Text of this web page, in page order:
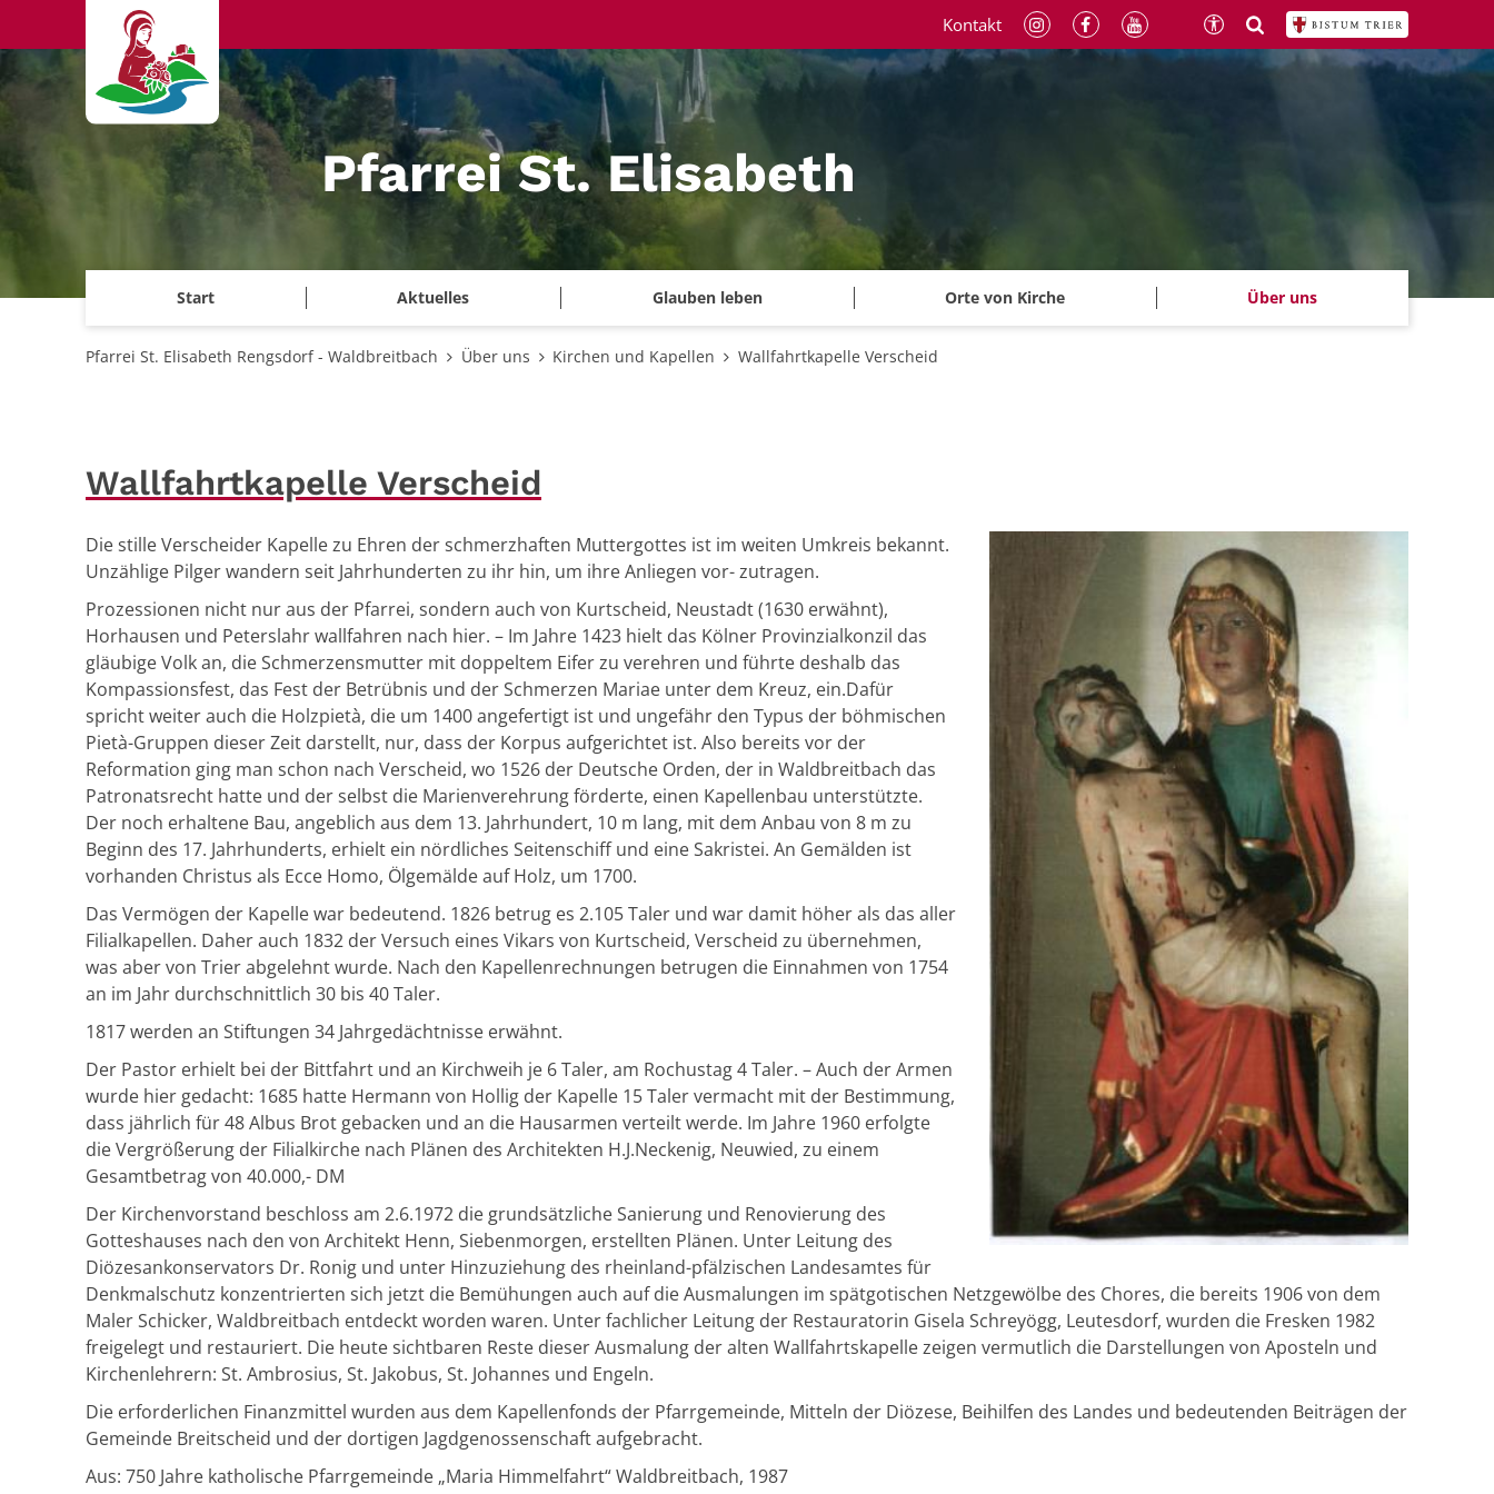
Zum Inhalt springen
Pfarrei St. Elisabeth
Start Aktuelles Glauben leben Orte von Kirche Über uns
Kontakt
Pfarrei St. Elisabeth Rengsdorf - Waldbreitbach Über uns Kirchen und Kapellen Wallfahrtkapelle Verscheid
Wallfahrtkapelle Verscheid
Die stille Verscheider Kapelle zu Ehren der schmerzhaften Muttergottes ist im weiten Umkreis bekannt.
Unzählige Pilger wandern seit Jahrhunderten zu ihr hin, um ihre Anliegen vor- zutragen.
Prozessionen nicht nur aus der Pfarrei, sondern auch von Kurtscheid, Neustadt (1630 erwähnt),
Horhausen und Peterslahr wallfahren nach hier. – Im Jahre 1423 hielt das Kölner Provinzialkonzil das
gläubige Volk an, die Schmerzensmutter mit doppeltem Eifer zu verehren und führte deshalb das
Kompassionsfest, das Fest der Betrübnis und der Schmerzen Mariae unter dem Kreuz, ein.Dafür
spricht weiter auch die Holzpietà, die um 1400 angefertigt ist und ungefähr den Typus der böhmischen
Pietà-Gruppen dieser Zeit darstellt, nur, dass der Korpus aufgerichtet ist. Also bereits vor der
Reformation ging man schon nach Verscheid, wo 1526 der Deutsche Orden, der in Waldbreitbach das
Patronatsrecht hatte und der selbst die Marienverehrung förderte, einen Kapellenbau unterstützte.
Der noch erhaltene Bau, angeblich aus dem 13. Jahrhundert, 10 m lang, mit dem Anbau von 8 m zu
Beginn des 17. Jahrhunderts, erhielt ein nördliches Seitenschiff und eine Sakristei. An Gemälden ist
vorhanden Christus als Ecce Homo, Ölgemälde auf Holz, um 1700.
Das Vermögen der Kapelle war bedeutend. 1826 betrug es 2.105 Taler und war damit höher als das aller
Filialkapellen. Daher auch 1832 der Versuch eines Vikars von Kurtscheid, Verscheid zu übernehmen,
was aber von Trier abgelehnt wurde. Nach den Kapellenrechnungen betrugen die Einnahmen von 1754
an im Jahr durchschnittlich 30 bis 40 Taler.
1817 werden an Stiftungen 34 Jahrgedächtnisse erwähnt.
Der Pastor erhielt bei der Bittfahrt und an Kirchweih je 6 Taler, am Rochustag 4 Taler. – Auch der Armen
wurde hier gedacht: 1685 hatte Hermann von Hollig der Kapelle 15 Taler vermacht mit der Bestimmung,
dass jährlich für 48 Albus Brot gebacken und an die Hausarmen verteilt werde. Im Jahre 1960 erfolgte
die Vergrößerung der Filialkirche nach Plänen des Architekten H.J.Neckenig, Neuwied, zu einem
Gesamtbetrag von 40.000,- DM
Der Kirchenvorstand beschloss am 2.6.1972 die grundsätzliche Sanierung und Renovierung des
Gotteshauses nach den von Architekt Henn, Siebenmorgen, erstellten Plänen. Unter Leitung des
Diözesankonservators Dr. Ronig und unter Hinzuziehung des rheinland-pfälzischen Landesamtes für
Denkmalschutz konzentrierten sich jetzt die Bemühungen auch auf die Ausmalungen im spätgotischen Netzgewölbe des Chores, die bereits 1906 von dem
Maler Schicker, Waldbreitbach entdeckt worden waren. Unter fachlicher Leitung der Restauratorin Gisela Schreyögg, Leutesdorf, wurden die Fresken 1982
freigelegt und restauriert. Die heute sichtbaren Reste dieser Ausmalung der alten Wallfahrtskapelle zeigen vermutlich die Darstellungen von Aposteln und
Kirchenlehrern: St. Ambrosius, St. Jakobus, St. Johannes und Engeln.
Die erforderlichen Finanzmittel wurden aus dem Kapellenfonds der Pfarrgemeinde, Mitteln der Diözese, Beihilfen des Landes und bedeutenden Beiträgen der
Gemeinde Breitscheid und der dortigen Jagdgenossenschaft aufgebracht.
Aus: 750 Jahre katholische Pfarrgemeinde „Maria Himmelfahrt“ Waldbreitbach, 1987